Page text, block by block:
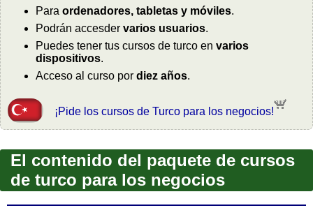
Para ordenadores, tabletas y móviles.
Podrán accesder varios usuarios.
Puedes tener tus cursos de turco en varios
dispositivos.
Acceso al curso por diez años.
¡Pide los cursos de Turco para los negocios!
El contenido del paquete de cursos
de turco para los negocios